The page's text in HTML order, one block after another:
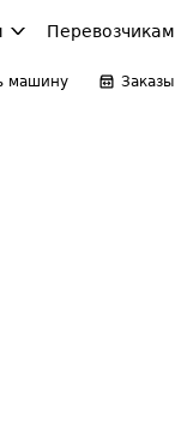
Перевозчикам
машину Заказы